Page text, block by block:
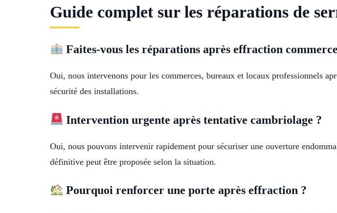
Guide complet sur les réparations de
Faites-vous les réparations après effraction
Oui, nous intervenons pour les commerces, bureaux et locaux professionnels
sécurité des installations.
Intervention urgente après tentative cambriolage ?
Oui, nous pouvons intervenir rapidement pour sécuriser une ouverture
définitive peut être proposée selon la situation.
Pourquoi renforcer une porte après effraction ?